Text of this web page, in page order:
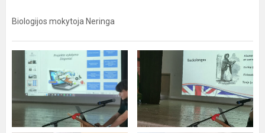
Biologijos mokytoja Neringa